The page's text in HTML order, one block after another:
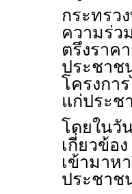
กระทรว
ความร่ว
ตรึงราค
ประชาช
โครงกา
แก่ประช
โดยในวั
เกี่ยวข้อ
เข้ามาห
ประชาช